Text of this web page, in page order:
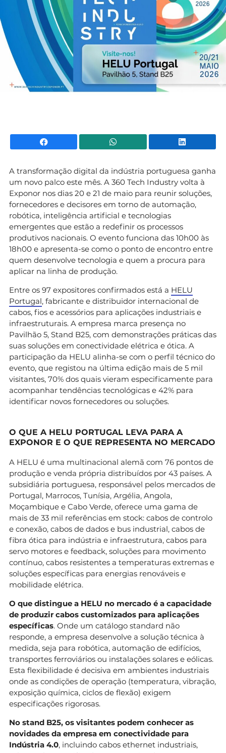
Facebook WhatsApp
A transformação digital da indústria portuguesa ganha
um novo palco este mês. A 360 Tech Industry volta à
Exponor nos dias 20 e 21 de maio para reunir soluções,
fornecedores e decisores em torno de automação,
robótica, inteligência artificial e tecnologias
emergentes que estão a redefinir os processos
produtivos nacionais. O evento funciona das 10h00 às
18h00 e apresenta-se como o ponto de encontro entre
quem desenvolve tecnologia e quem a procura para
aplicar na linha de produção.
Entre os 97 expositores confirmados está a HELU
Portugal, fabricante e distribuidor internacional de
cabos, fios e acessórios para aplicações industriais e
infraestruturais. A empresa marca presença no
Pavilhão 5, Stand B25, com demonstrações práticas das
suas soluções em conectividade elétrica e ótica. A
participação da HELU alinha-se com o perfil técnico do
evento, que registou na última edição mais de 5 mil
visitantes, 70% dos quais vieram especificamente para
acompanhar tendências tecnológicas e 42% para
identificar novos fornecedores ou soluções.
O QUE A HELU PORTUGAL LEVA PARA A
EXPONOR E O QUE REPRESENTA NO MERCADO
A HELU é uma multinacional alemã com 76 pontos de
produção e venda própria distribuídos por 43 países. A
subsidiária portuguesa, responsável pelos mercados de
Portugal, Marrocos, Tunísia, Argélia, Angola,
Moçambique e Cabo Verde, oferece uma gama de
mais de 33 mil referências em stock: cabos de controlo
e conexão, cabos de dados e bus industrial, cabos de
fibra ótica para indústria e infraestrutura, cabos para
servo motores e feedback, soluções para movimento
contínuo, cabos resistentes a temperaturas extremas e
soluções específicas para energias renováveis e
mobilidade elétrica.
O que distingue a HELU no mercado é a capacidade
de produzir cabos customizados para aplicações
específicas. Onde um catálogo standard não
responde, a empresa desenvolve a solução técnica à
medida, seja para robótica, automação de edifícios,
transportes ferroviários ou instalações solares e eólicas.
Esta flexibilidade é decisiva em ambientes industriais
onde as condições de operação (temperatura, vibração,
exposição química, ciclos de flexão) exigem
especificações rigorosas.
No stand B25, os visitantes podem conhecer as
novidades da empresa em conectividade para
Indústria 4.0, incluindo cabos ethernet industriais,